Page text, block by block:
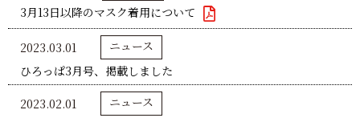
3月13日以降のマスク着用について
2023.03.01
ニュース
ひろっぱ3月号、掲載しました
2023.02.01
ニュース